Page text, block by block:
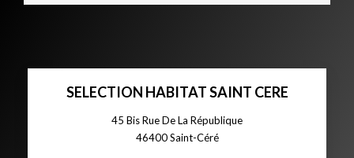
SELECTION HABITAT SAINT CERE
45 Bis Rue De La République
46400Saint-Céré